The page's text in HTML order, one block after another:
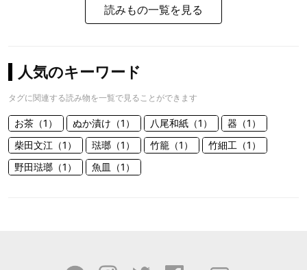
読みもの一覧を見る
人気のキーワード
タグに関連する読み物を一覧で見ることができます
お茶（1） ぬか漬け（1） 八尾和紙（1）
器（1）
柴田文江（1）
琺瑯（1） 竹籠（1）
竹細工（1）
野田琺瑯（1）
魚皿（1）